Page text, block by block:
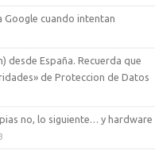
Google cuando intentan
desde España. Recuerda que
de Proteccion de Datos
no, lo siguiente… y hardware